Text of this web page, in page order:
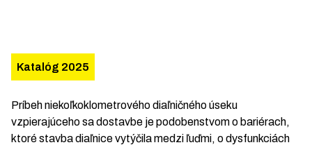
Katalóg 2025
Príbeh niekoľkoklometrového diaľničného úseku
vzpierajúceho sa dostavbe je podobenstvom o bariérach,
ktoré stavba diaľnice vytýčila medzi ľuďmi, o dysfunkciách